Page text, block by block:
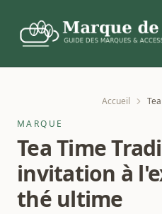
Accueil
MARQUE
Tea Time
invitation à
thé ultime